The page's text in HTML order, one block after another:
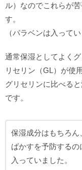
ル）なのでこれらが
す。
（パラベンは入ってい
通常保湿としてよく
リセリン（GL）が使
グリセリンに比べる
です。
保湿成分はもちろ
ばかすを予防するの
入っていました。